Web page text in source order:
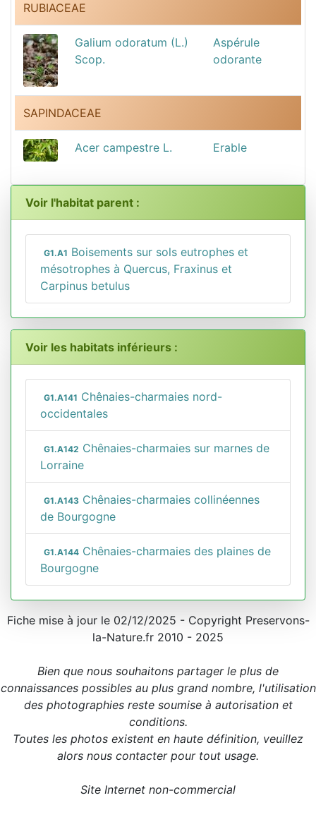
RUBIACEAE
Galium odoratum (L.)
Scop.
Aspérule
odorante
SAPINDACEAE
Acer campestre L. Erable
Voir l'habitat parent :
G1.A1 Boisements sur sols eutrophes et
mésotrophes à Quercus, Fraxinus et
Carpinus betulus
Voir les habitats inférieurs :
G1.A141 Chênaies-charmaies nord-
occidentales
G1.A142 Chênaies-charmaies sur marnes de
Lorraine
G1.A143 Chênaies-charmaies collinéennes
de Bourgogne
G1.A144 Chênaies-charmaies des plaines de
Bourgogne
Fiche mise à jour le 02/12/2025 - Copyright Preservons-
la-Nature.fr 2010 - 2025
Bien que nous souhaitons partager le plus de
connaissances possibles au plus grand nombre, l'utilisation
des photographies reste soumise à autorisation et
conditions.
Toutes les photos existent en haute définition, veuillez
alors nous contacter pour tout usage.
Site Internet non-commercial